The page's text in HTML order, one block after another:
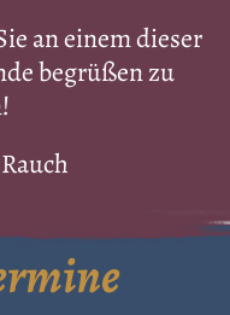
an einem dieser
begrüßen zu